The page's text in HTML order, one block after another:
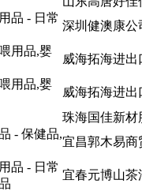
品 - 日常
深圳健澳康公
用品,婴
威海拓海进
用品,婴
威海拓海进
珠海国佳新材
- 保健品,
宜昌郭木易商
品 - 日常
宜春元博山茶